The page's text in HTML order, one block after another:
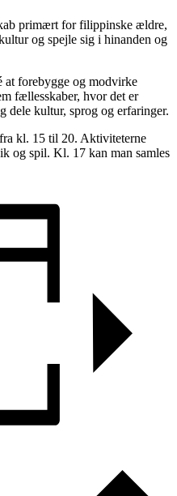
primært for filippinske ældre,
og spejle sig i hinanden og
at forebygge og modvirke
fællesskaber, hvor det er
dele kultur, sprog og erfaringer.
kl. 15 til 20. Aktiviteterne
og spil. Kl. 17 kan man samles